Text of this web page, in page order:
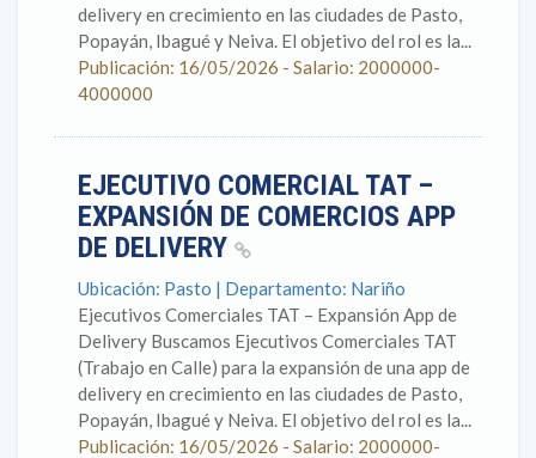
delivery en crecimiento en las ciudades de Pasto,
Popayán, Ibagué y Neiva. El objetivo del rol es la...
Publicación: 16/05/2026 - Salario: 2000000-
4000000
EJECUTIVO COMERCIAL TAT –
EXPANSIÓN DE COMERCIOS APP
DE DELIVERY
Ubicación: Pasto | Departamento: Nariño
Ejecutivos Comerciales TAT – Expansión App de
Delivery Buscamos Ejecutivos Comerciales TAT
(Trabajo en Calle) para la expansión de una app de
delivery en crecimiento en las ciudades de Pasto,
Popayán, Ibagué y Neiva. El objetivo del rol es la...
Publicación: 16/05/2026 - Salario: 2000000-